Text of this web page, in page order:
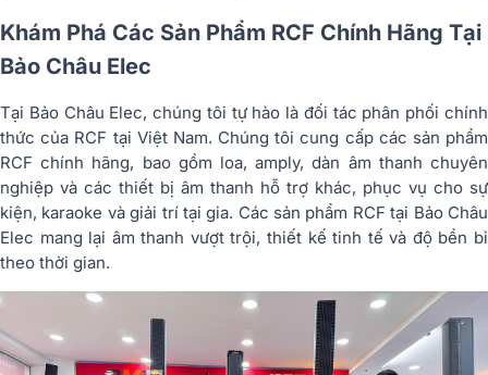
Khám Phá Các Sản Phẩm RCF Chính Hãng Tại
Bảo Châu Elec
Tại Bảo Châu Elec, chúng tôi tự hào là đối tác phân phối chính
thức của RCF tại Việt Nam. Chúng tôi cung cấp các sản phẩm
RCF chính hãng, bao gồm loa, amply, dàn âm thanh chuyên
nghiệp và các thiết bị âm thanh hỗ trợ khác, phục vụ cho sự
kiện, karaoke và giải trí tại gia. Các sản phẩm RCF tại Bảo Châu
Elec mang lại âm thanh vượt trội, thiết kế tinh tế và độ bền bỉ
theo thời gian.